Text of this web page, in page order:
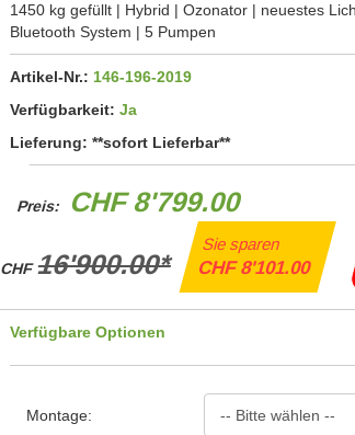
1450 kg gefüllt | Hybrid | Ozonator | neuestes
Bluetooth System | 5 Pumpen
Artikel-Nr.:146-196-2019
Verfügbarkeit:Ja
Lieferung:**sofort Lieferbar**
Preis: CHF 8'799.00
CHF16'900.00*
Sie sparen
CHF 8'101.00
Verfügbare Optionen
Montage: